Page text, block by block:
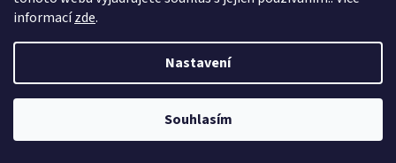
informacízde.
Nastavení
Souhlasím
Výprodej Výprodej